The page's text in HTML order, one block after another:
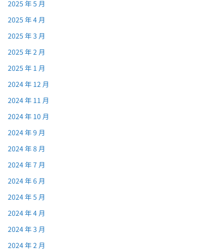
2025 年 5 月
2025 年 4 月
2025 年 3 月
2025 年 2 月
2025 年 1 月
2024 年 12 月
2024 年 11 月
2024 年 10 月
2024 年 9 月
2024 年 8 月
2024 年 7 月
2024 年 6 月
2024 年 5 月
2024 年 4 月
2024 年 3 月
2024 年 2 月